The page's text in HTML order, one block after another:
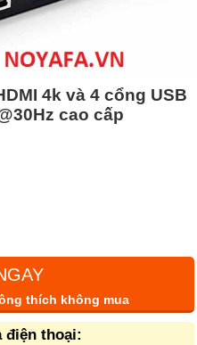
4k và 4 cổng USB
cao cấp
thích không mua
điện thoại: